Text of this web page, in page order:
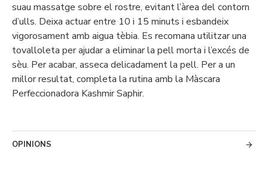
suau massatge sobre el rostre, evitant l’àrea del contorn
d’ulls. Deixa actuar entre 10 i 15 minuts i esbandeix
vigorosament amb aigua tèbia. Es recomana utilitzar una
tovalloleta per ajudar a eliminar la pell morta i l’excés de
sèu. Per acabar, asseca delicadament la pell. Per a un
millor resultat, completa la rutina amb la Màscara
Perfeccionadora Kashmir Saphir.
OPINIONS